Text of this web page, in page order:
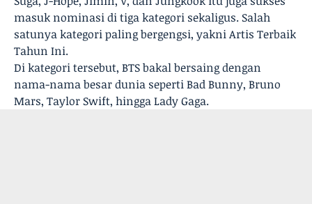
masuk nominasi di tiga kategori sekaligus. Salah
satunya kategori paling bergengsi, yakni Artis Terbaik
Tahun Ini.
Di kategori tersebut, BTS bakal bersaing dengan
nama-nama besar dunia seperti Bad Bunny, Bruno
Mars, Taylor Swift, hingga Lady Gaga.